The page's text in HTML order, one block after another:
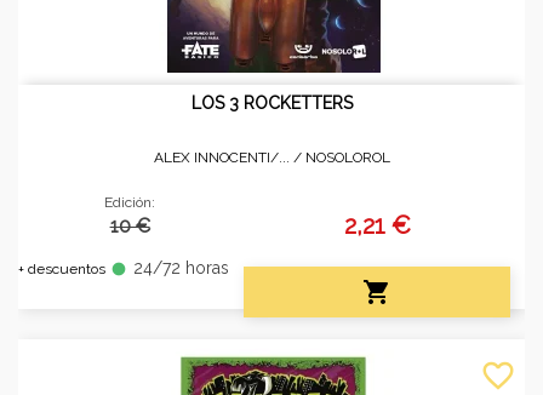
LOS 3 ROCKETTERS
ALEX INNOCENTI/... / NOSOLOROL
Edición:
10 €
+ descuentos fiber_manual_record 24/72 horas
2,21 €

favorite_border